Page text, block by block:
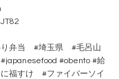
弁当 #埼玉県 #毛呂山
#obento #給
すけ #ファイバーソイ